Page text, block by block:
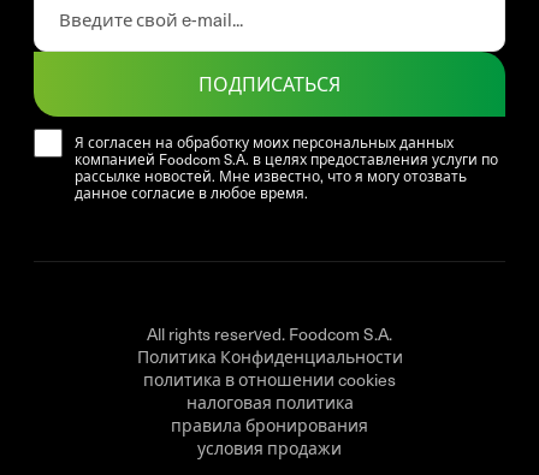
Я согласен на обработку моих персональных данных
компанией Foodcom S.A. в целях предоставления услуги по
рассылке новостей. Мне известно, что я могу отозвать
данное согласие в любое время.
ПОДПИСАТЬСЯ
All rights reserved. Foodcom S.A.
Политика Конфиденциальности
политика в отношении cookies
налоговая политика
правила бронирования
условия продажи